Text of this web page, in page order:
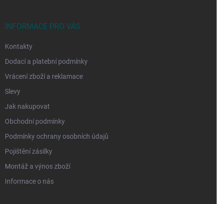
INFORMACE PRO VÁS
Kontakty
Dodací a platební podmínky
Vrácení zboží a reklamace
Slevy
Jak nakupovat
Obchodní podmínky
Podmínky ochrany osobních údajů
Pojištění zásilky
Montáž a výnos zboží
Informace o nás